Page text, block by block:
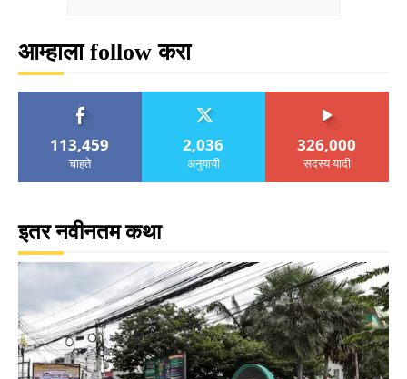
आम्हाला follow करा
113,459
चाहते
2,036
अनुयायी
326,000
सदस्य यादी
इतर नवीनतम कथा